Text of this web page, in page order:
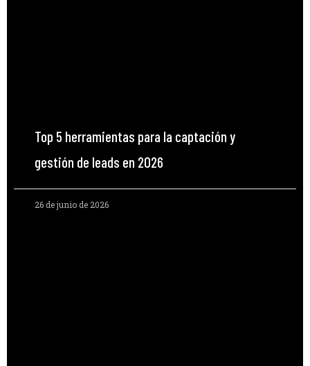
Top 5 herramientas para la captación y
gestión de leads en 2026
26 de junio de 2026